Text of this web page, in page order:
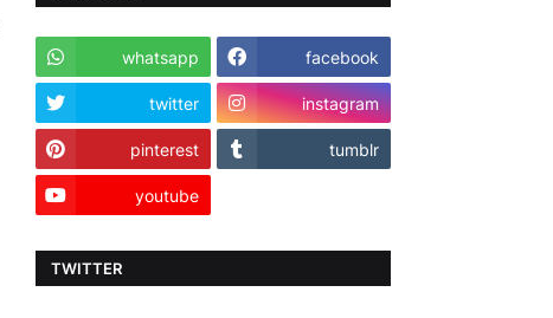
whatsapp facebook
twitter instagram
pinterest tumblr
youtube
TWITTER